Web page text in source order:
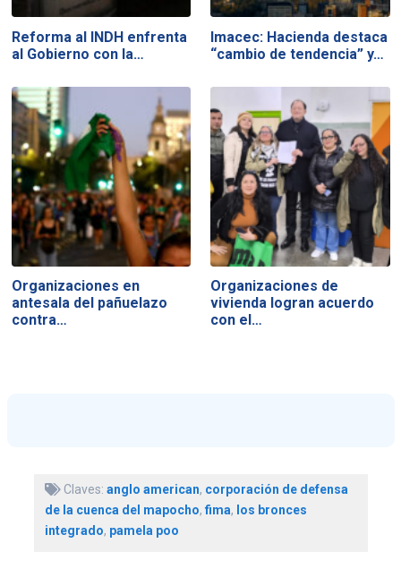
Reforma al INDH enfrenta
al Gobierno con la…
Imacec: Hacienda destaca
“cambio de tendencia” y…
Organizaciones en
antesala del pañuelazo
contra…
Organizaciones de
vivienda logran acuerdo
con el…
Claves: anglo american, corporación de defensa
de la cuenca del mapocho, fima, los bronces
integrado, pamela poo